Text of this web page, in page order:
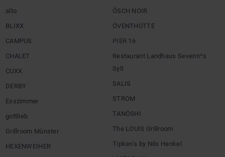
alto
BLIXX
CAMPUS
CHALET
CUXX
DERBY
Esszimmer
gottlieb
Grillroom Münster
HEXENWEIHER
ÖSCH NOIR
ÖVENTHÜTTE
PIER 16
Restaurant Landhaus Severin*s
Sylt
SALIS
STROM
TANÖSHI
The LOUIS Grillroom
Tipken’s by Nils Henkel